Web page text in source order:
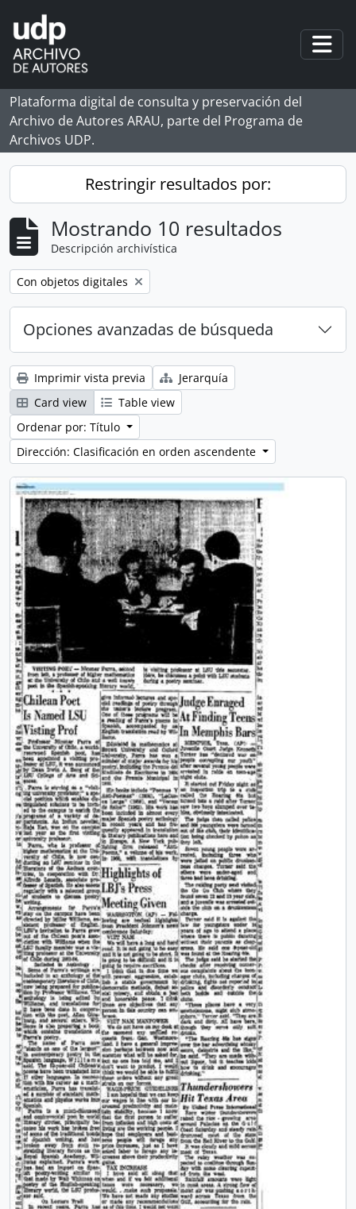
Skip to main content
Plataforma digital de consulta y preservación del
Archivo de Autores ARAU, parte del Programa de
Archivos UDP.
Restringir resultados por:
Mostrando 10 resultados
Descripción archivística
Remove filter:
Con objetos digitales
Opciones avanzadas de búsqueda
Imprimir vista previa
Jerarquía
Card view
Table view
Ordenar por: Título
Dirección: Clasificación en orden ascendente